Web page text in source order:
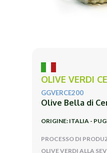
OLIVE VERDI
GGVERCE200
Olive Bella di
ORIGINE: ITALIA -
PROCESSO DI
OLIVE VERDI ALLA